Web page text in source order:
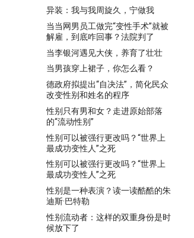
异装：我与我周旋久，宁做我
当当网男员工做完“变性手术”就被
解雇，到底咋回事？法院判了
当李银河遇见大侠，养育了壮壮
当男孩穿上裙子，你怎么看？
德政府拟提出“自决法”，简化民众
改变性别和姓名的程序
性别只有男和女？走进原始部落
的“流动性别”
性别可以被强行更改吗？“世界上
最成功变性人”之死
性别可以被强行更改吗？“世界上
最成功变性人”之死
性别是一种表演？读一读酷酷的朱
迪斯·巴特勒
性别流动者：这样的双重身份是时
候放下了